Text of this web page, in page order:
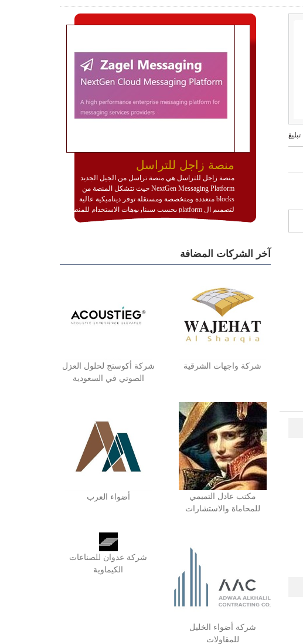
تبليغ
منصة زاجل للتراسل
منصة زاجل للتراسل هي منصة تراسل من الجيل الجديد
NextGen Messaging Platform حيث تتشكل المنصة من
blocks متعددة ومتخصصة ومستقلة توفر ديناميكية عالية
لتصميم ال platform بحسب سيناريوهات الاستخدام للمنصة
وتتوافق مع النشر والاستثمار ضمن بيئة استضافة dedicated
تخدم أي سيناريو تراسل مهما كان معقدا عبر إضافة ومعايرة
عناصر ديناميكية (dynamic items) وتجهيز إعدادات التواصل
http://www.plutosms.com/zagel
آخر الشركات المضافة
شركة واجهات الشرقية
شركة أكوستج لحلول العزل
الصوتي في السعودية
مكتب عادل التميمي
للمحاماة والاستشارات
أضواء العرب
شركة أضواء الخليل
للمقاولات
شركة عدوان للصناعات
الكيماوية